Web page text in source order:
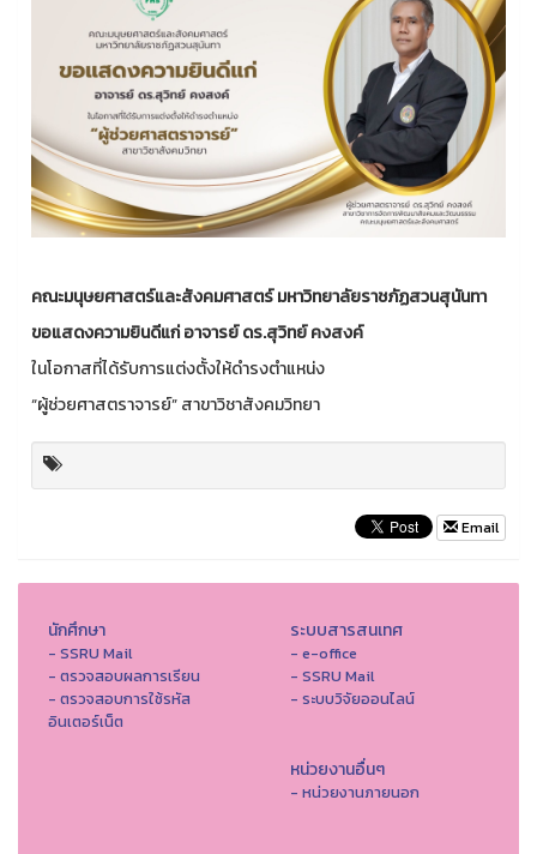
คณะมนุษยศาสตร์และสังคมศาสตร์ มหาวิทยาลัยราชภัฏสวนสุนันทา
ขอแสดงความยินดีแก่ อาจารย์ ดร.สุวิทย์ คงสงค์
ในโอกาสที่ได้รับการแต่งตั้งให้ดำรงตำแหน่ง
“ผู้ช่วยศาสตราจารย์” สาขาวิชาสังคมวิทยา
Email
นักศึกษา
- SSRU Mail
- ตรวจสอบผลการเรียน
- ตรวจสอบการใช้รหัส
อินเตอร์เน็ต
ระบบสารสนเทศ
- e-office
- SSRU Mail
- ระบบวิจัยออนไลน์
หน่วยงานอื่นๆ
- หน่วยงานภายนอก